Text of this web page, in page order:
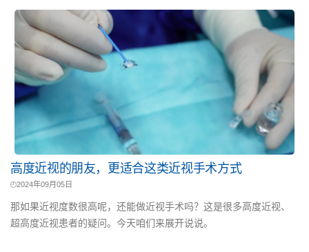
高度近视的朋友，更适合这类近视手术方式
2024年09月05日
那如果近视度数很高呢，还能做近视手术吗？这是很多高度近视、
超高度近视患者的疑问。今天咱们来展开说说。